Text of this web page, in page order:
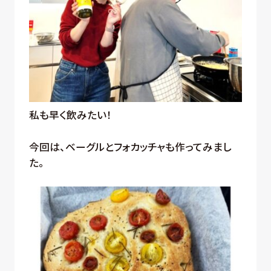
私も早く飲みたい！
今回は、ベーグルとフォカッチャも作ってみまし
た。